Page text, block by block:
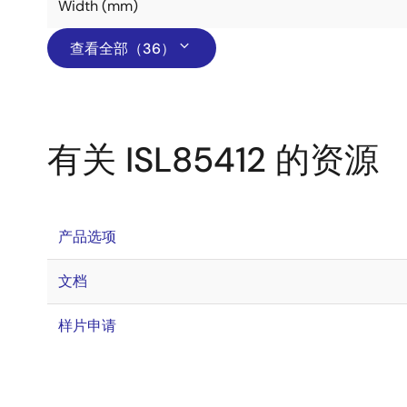
Width (mm)
查看全部（36）
有关 ISL85412 的资源
产品选项
文档
样片申请